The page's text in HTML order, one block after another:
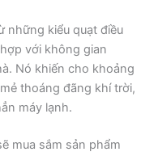
những kiểu quạt điều
với không gian
Nó khiến cho khoảng
thoáng đãng khí trời,
máy lạnh.
mua sắm sản phẩm